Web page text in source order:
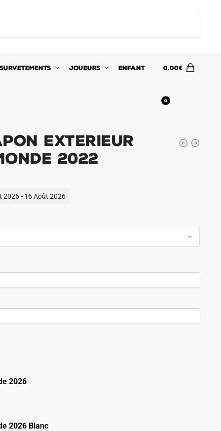
JOUEURS ENFANT 0.00€
0
EXTERIEUR
2022
2026 - 16 Août 2026
2026
2026 Blanc